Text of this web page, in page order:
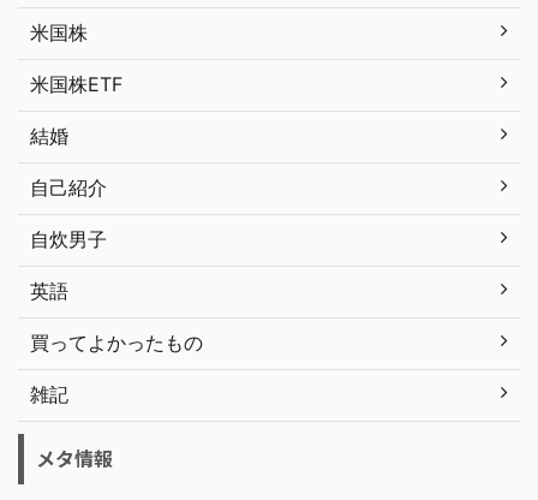
米国株
米国株ETF
結婚
自己紹介
自炊男子
英語
買ってよかったもの
雑記
メタ情報